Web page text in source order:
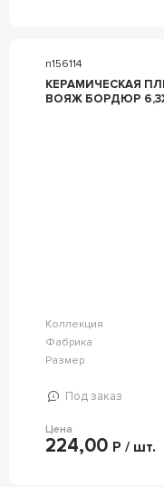
n156114
КЕРАМИЧЕСКАЯ
Коллекция
Фабрика
Размер
Под заказ
Цена
224,00 Р / шт.